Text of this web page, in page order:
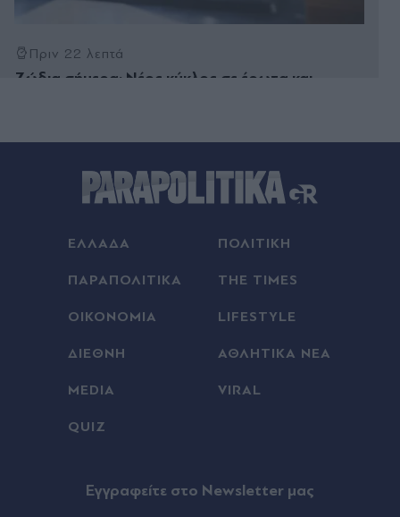
Πριν 22 λεπτά
Ζώδια σήμερα: Νέος κύκλος σε έρωτα και
Έρωτας στα δικαστήρια για "Αντώνιο και
Κλεοπάτρα"
Αυγούστου για την Αττική, τη Βοιωτία και την
(Χάρτης)
Πριν 39 λεπτά
στον Κηφισό, καθυστερήσεις σε Λεωφόρο
του Πειραιά - Πού αλλού υπάρχουν προβλήματα
πριν μία ώρα
ΕΛΛΑΔΑ ΠΟΛΙΤΙΚΗ
ΠΑΡΑΠΟΛΙΤΙΚΑ THE TIMES
ΟΙΚΟΝΟΜΙΑ LIFESTYLE
ΔΙΕΘΝΗ ΑΘΛΗΤΙΚΑ ΝΕΑ
MEDIA VIRAL
QUIZ
Eγγραφείτε στο Newsletter μας